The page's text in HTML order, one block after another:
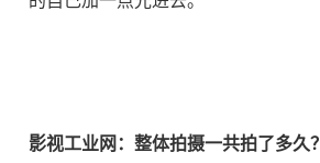
影视工业网：整体拍摄一共拍了多久？